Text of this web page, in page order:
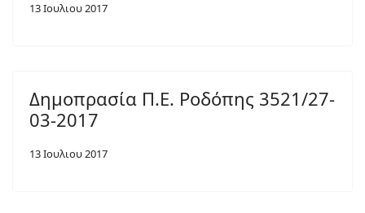
13 Ιουλιου 2017
Δημοπρασία Π.Ε. Ροδόπης 3521/27-
03-2017
13 Ιουλιου 2017